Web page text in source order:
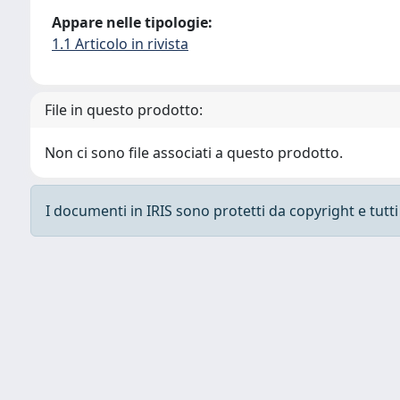
Appare nelle tipologie:
1.1 Articolo in rivista
File in questo prodotto:
Non ci sono file associati a questo prodotto.
I documenti in IRIS sono protetti da copyright e